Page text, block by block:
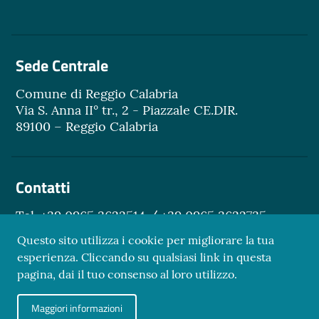
Sede Centrale
Comune di Reggio Calabria
Via S. Anna II° tr., 2 - Piazzale CE.DIR.
89100 – Reggio Calabria
Contatti
Tel. +39 0965 3622514 / +39 0965 3622735
Sezione Link Utili
Questo sito utilizza i cookie per migliorare la tua
esperienza. Cliccando su qualsiasi link in questa
pagina, dai il tuo consenso al loro utilizzo.
Maggiori informazioni